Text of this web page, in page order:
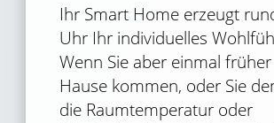
Ihr Smart Home erzeugt
Uhr Ihr individuelles
Wenn Sie aber einmal
Hause kommen, oder Sie
die Raumtemperatur oder